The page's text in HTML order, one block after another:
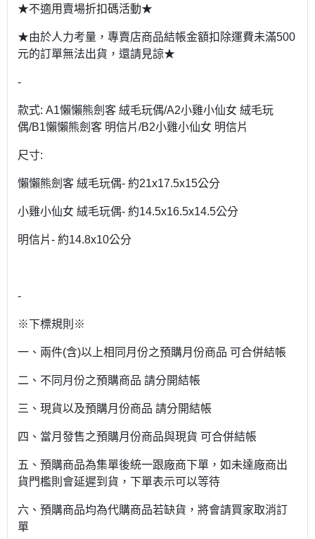
★不適用賣場折扣碼活動★
★由於人力考量，專賣店商品結帳金額扣除運費未滿500
元的訂單無法出貨，還請見諒★
-
款式: A1懶懶熊劍客 絨毛玩偶/A2小雞小仙女 絨毛玩
偶/B1懶懶熊劍客 明信片/B2小雞小仙女 明信片
尺寸:
懶懶熊劍客 絨毛玩偶- 約21x17.5x15公分
小雞小仙女 絨毛玩偶- 約14.5x16.5x14.5公分
明信片- 約14.8x10公分
-
※下標規則※
一、兩件(含)以上相同月份之預購月份商品 可合併結帳
二、不同月份之預購商品 請分開結帳
三、現貨以及預購月份商品 請分開結帳
四、當月發售之預購月份商品與現貨 可合併結帳
五、預購商品為集單後統一跟廠商下單，如未達廠商出
貨門檻則會延遲到貨，下單表示可以等待
六、預購商品均為代購商品若缺貨，將會請買家取消訂
單